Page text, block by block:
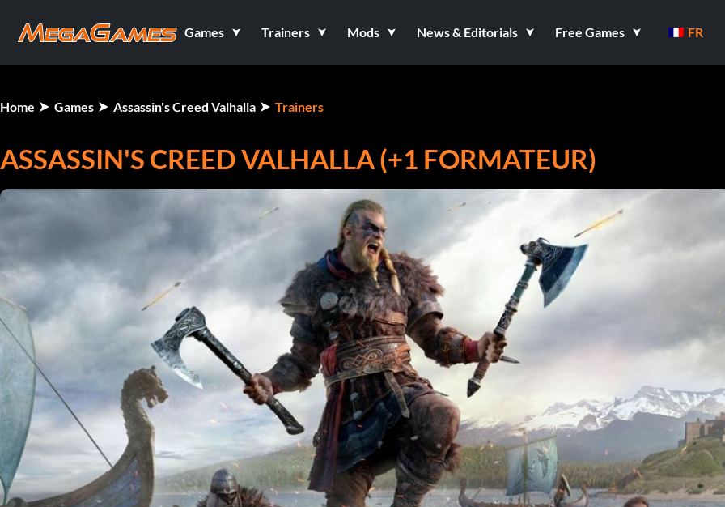
Games Trainers Mods News & Editorials Free Games FR
Home Games Assassin's Creed Valhalla Trainers
ASSASSIN'S CREED VALHALLA (+1 FORMATEUR)